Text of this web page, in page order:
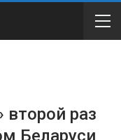
второй раз
Беларуси